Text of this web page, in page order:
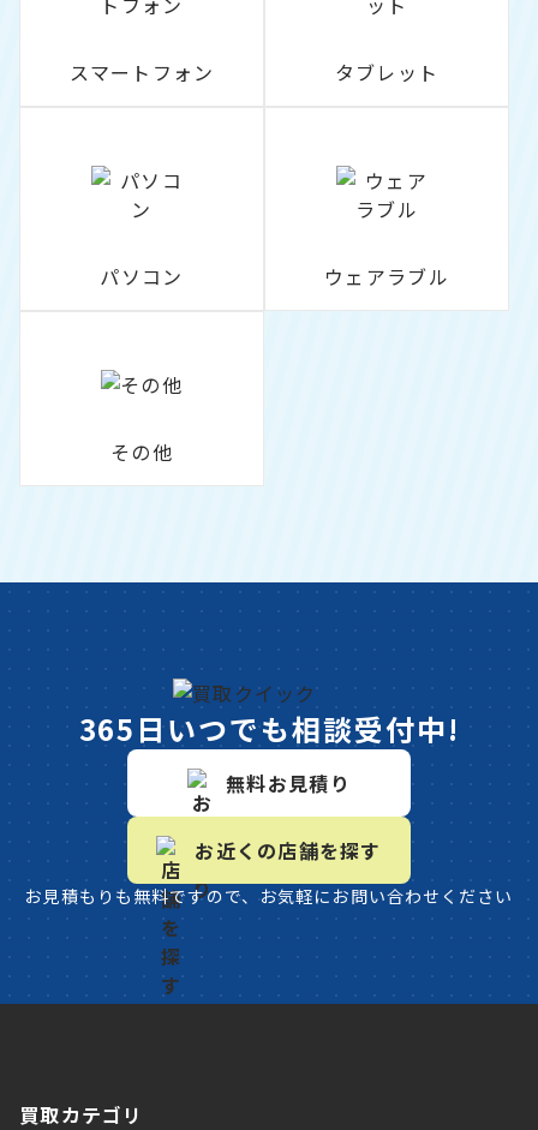
スマートフォン タブレット
パソコン ウェアラブル
その他
365日いつでも相談受付中!
無料お見積り
お近くの店舗を探す
お見積もりも無料ですので、お気軽にお問い合わせください
買取カテゴリ